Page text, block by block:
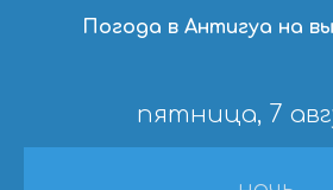
Погода в Антигуа на
пятница, 7